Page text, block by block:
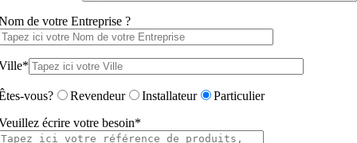
de votre Entreprise ?
vous? Revendeur Installateur
Particulier
écrire votre besoin*